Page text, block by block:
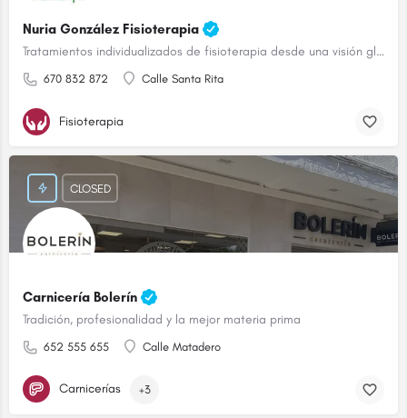
Nuria González Fisioterapia
Tratamientos individualizados de fisioterapia desde una visión global
670 832 872 Calle Santa Rita
Fisioterapia
Carnicería Bolerín
Tradición, profesionalidad y la mejor materia prima
652 555 655 Calle Matadero
CLOSED
Carnicerías +3